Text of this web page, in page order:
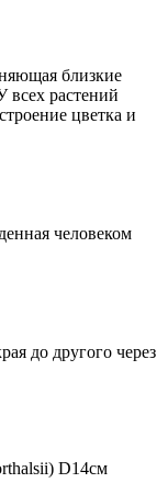
близкие
растений
цветка и
человеком
до другого через
D14см